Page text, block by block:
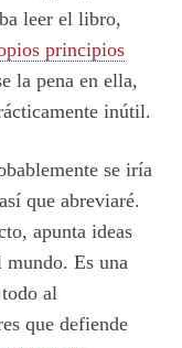
leer el libro,
principios
la pena en ella,
inútil.
se iría
que abreviaré.
apunta ideas
mundo. Es una
al
que defiende